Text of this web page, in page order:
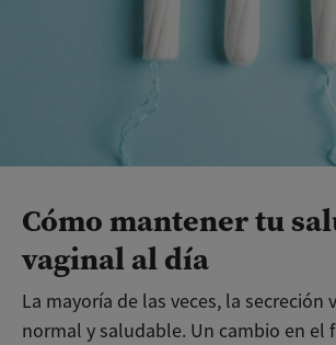
Cómo mantener tu
vaginal al día
La mayoría de las veces, la secreción
normal y saludable. Un cambio en el